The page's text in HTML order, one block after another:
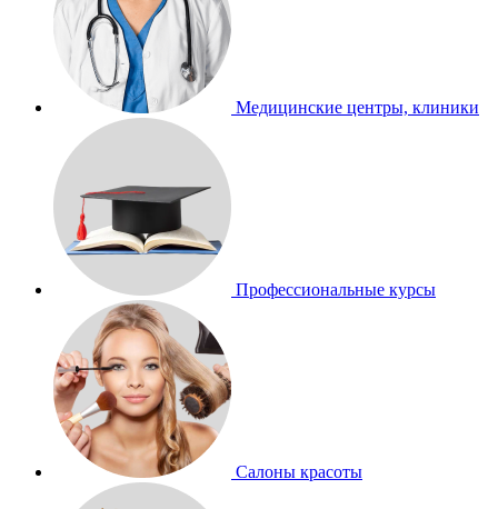
Медицинские центры, клиники
Профессиональные курсы
Салоны красоты